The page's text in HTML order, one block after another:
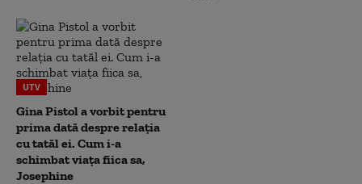
UTV
Gina Pistol a vorbit pentru
prima dată despre relația
cu tatăl ei. Cum i-a
schimbat viața fiica sa,
Josephine